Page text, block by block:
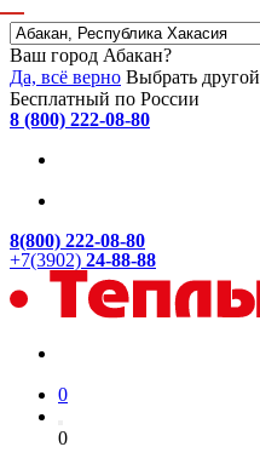
Ваш город Абакан?
Да, всё верно Выбрать другой
Бесплатный по России
8 (800) 222-08-80
8(800) 222-08-80
+7(3902) 24-88-88
0
0